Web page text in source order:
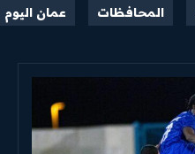
المحافظات عمان اليوم